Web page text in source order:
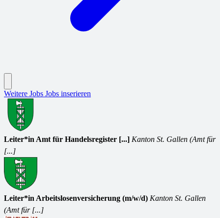
Weitere Jobs Jobs inserieren
Leiter*in Amt für Handelsregister [...] Kanton St. Gallen (Amt für
[...]
Leiter*in Arbeitslosenversicherung (m/w/d) Kanton St. Gallen
(Amt für [...]